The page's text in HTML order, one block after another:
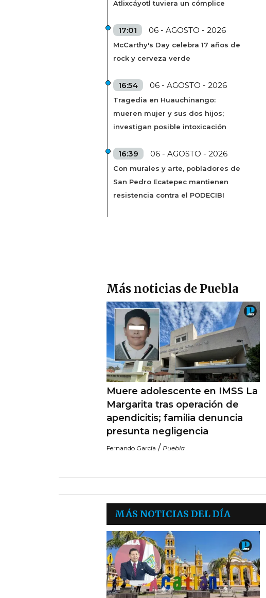
Atlixcáyotl tuviera un cómplice
17:01 06 - AGOSTO - 2026
McCarthy's Day celebra 17 años de
rock y cerveza verde
16:54 06 - AGOSTO - 2026
Tragedia en Huauchinango:
mueren mujer y sus dos hijos;
investigan posible intoxicación
16:39 06 - AGOSTO - 2026
Con murales y arte, pobladores de
San Pedro Ecatepec mantienen
resistencia contra el PODECIBI
Más noticias de Puebla
Muere adolescente en IMSS La
Margarita tras operación de
apendicitis; familia denuncia
presunta negligencia
Fernando García / Puebla
MÁS NOTICIAS DEL DÍA